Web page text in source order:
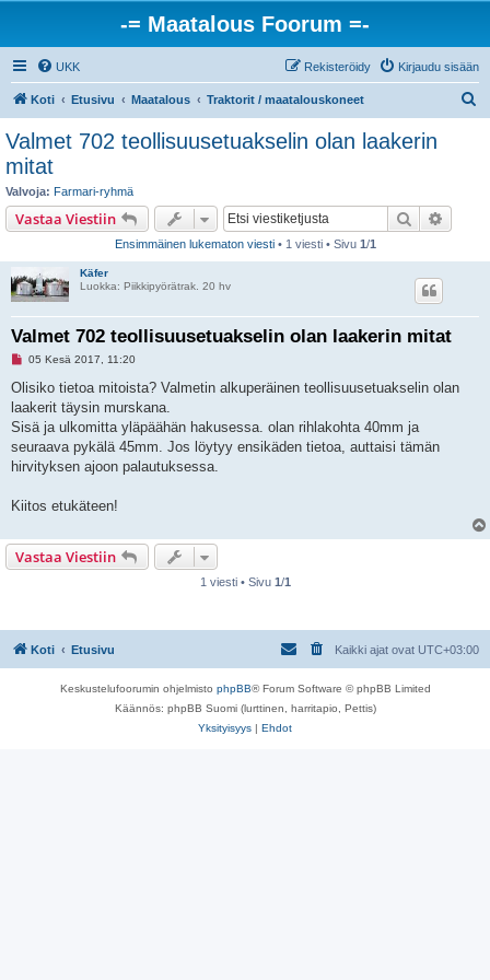
-= Maatalous Foorum =-
UKK Kirjaudu sisään
Rekisteröidy
Koti Etusivu Maatalous Traktorit / maatalouskoneet
Valmet 702 teollisuusetuakselin olan laakerin
mitat
Valvoja: Farmari-ryhmä
Vastaa Viestiin Etsi
Ensimmäinen lukematon viesti• 1 viesti • Sivu 1/1
Käfer
Luokka: Piikkipyörätrak. 20 hv
Valmet 702 teollisuusetuakselin olan laakerin mitat
L
k
m
a
o
n
e
i
05 Kesä 2017, 11:20
Olisiko tietoa mitoista? Valmetin alkuperäinen teollisuusetuakselin olan
laakerit täysin murskana.
Sisä ja ulkomitta yläpäähän hakusessa. olan rihlakohta 40mm ja
seuraava pykälä 45mm. Jos löytyy ensikäden tietoa, auttaisi tämän
hirvityksen ajoon palautuksessa.
Kiitos etukäteen!
Vastaa Viestiin
1 viesti • Sivu 1/1
Koti Etusivu Kaikki ajat ovat UTC+03:00
Keskustelufoorumin ohjelmisto phpBB® Forum Software © phpBB Limited
Käännös: phpBB Suomi (lurttinen, harritapio, Pettis)
Yksityisyys | Ehdot